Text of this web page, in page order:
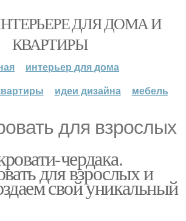
ДЛЯ ДОМА И
КВАРТИРЫ
интерьер для дома
идеи дизайна мебель
для взрослых
чердака.
для взрослых и
свой уникальный